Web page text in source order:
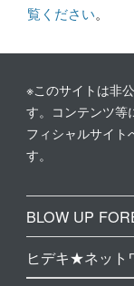
覧ください。
※このサイトは非
す。コンテンツ等
フィシャルサイト
す。
BLOW UP
ヒデキ★ネット